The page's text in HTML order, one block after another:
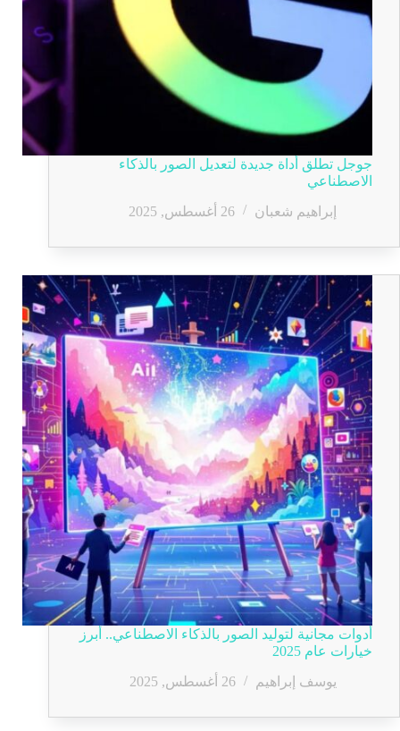
جوجل تطلق أداة جديدة لتعديل الصور بالذكاء
الاصطناعي
إبراهيم شعبان
26 أغسطس, 2025
أدوات مجانية لتوليد الصور بالذكاء الاصطناعي.. أبرز
خيارات عام 2025
يوسف إبراهيم
26 أغسطس, 2025